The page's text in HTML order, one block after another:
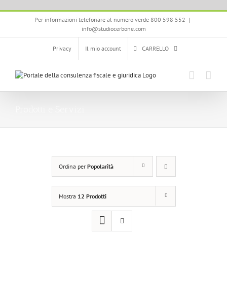
Salta
Per informazioni telefonare al numero verde 800 598 552 |
info@studiocerbone.com
Privacy Il mio account CARRELLO
Ordina per Popolarità
Mostra 12 Prodotti